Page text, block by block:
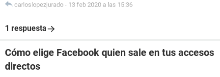
carloslopezjurado - 13 feb 2020 a las 15:36
1 respuesta
Cómo elige Facebook quien sale en tus accesos
directos